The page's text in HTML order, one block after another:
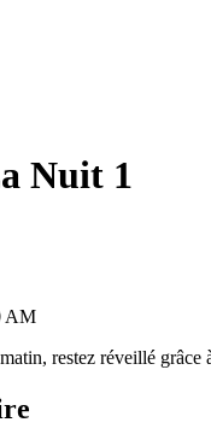
Nuit 1
AM
restez réveillé grâce